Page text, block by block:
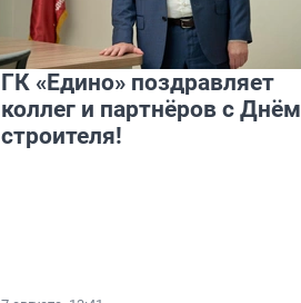
ГК «Едино» поздравляет
коллег и партнёров с Днём
строителя!